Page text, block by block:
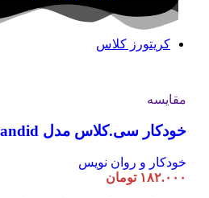
کریتورز کلاس
مقایسه
خودکار سی.کلاس مدل candid بسته 6 عددی
خودکار و روان نویس
۱۸۲.۰۰۰ تومان